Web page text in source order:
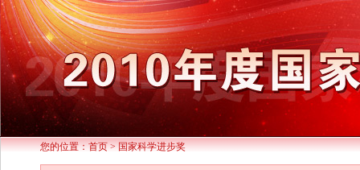
您的位置：首页>国家科学进步奖